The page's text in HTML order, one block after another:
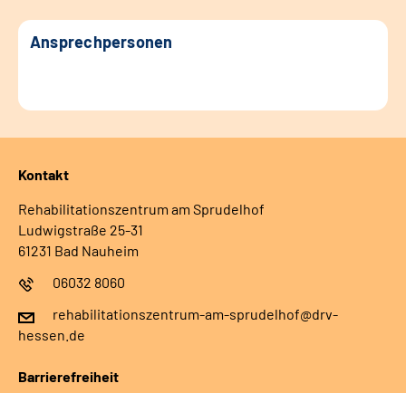
Ansprechpersonen
Kontakt
Rehabilitationszentrum am Sprudelhof
Ludwigstraße 25-31
61231 Bad Nauheim
06032 8060
rehabilitationszentrum-am-sprudelhof@drv-
hessen.de
Barrierefreiheit